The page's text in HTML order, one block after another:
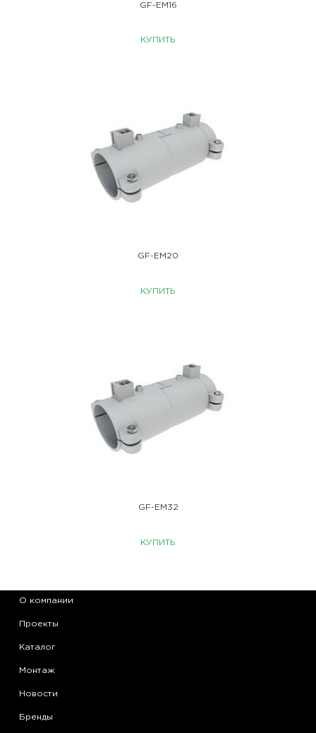
GF-EM16
КУПИТЬ
GF-EM20
КУПИТЬ
GF-EM32
КУПИТЬ
О компании
Проекты
Каталог
Монтаж
Новости
Бренды